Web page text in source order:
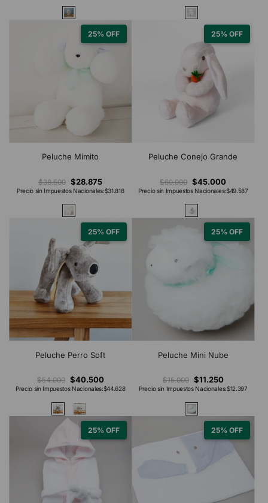
25% OFF
Peluche Mimito
$38.500 $28.875
Precio sin Impuestos Nacionales:$31.818
25% OFF
Peluche Conejo Grande
$60.000 $45.000
Precio sin Impuestos Nacionales:$49.587
25% OFF
Peluche Perro Soft
$54.000 $40.500
Precio sin Impuestos Nacionales:$44.628
25% OFF
Peluche Mini Nube
$15.000 $11.250
Precio sin Impuestos Nacionales:$12.397
25% OFF 25% OFF